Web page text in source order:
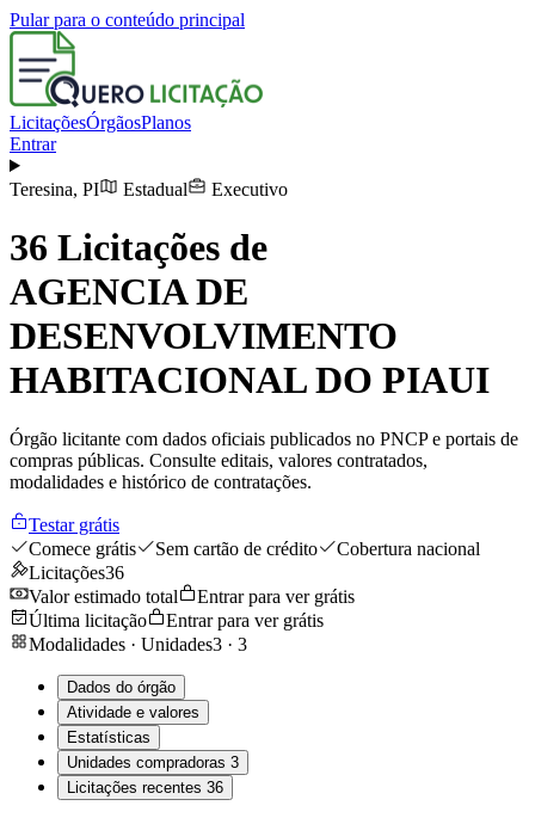
Pular para o conteúdo principal
LicitaçõesÓrgãosPlanos
Entrar
Teresina, PI Estadual Executivo
36 Licitações de
AGENCIA DE
DESENVOLVIMENTO
HABITACIONAL DO PIAUI
Órgão licitante com dados oficiais publicados no PNCP e portais de
compras públicas. Consulte editais, valores contratados,
modalidades e histórico de contratações.
Testar grátis
Comece grátis
Sem cartão de crédito
Cobertura nacional
Licitações36
Valor estimado total
Entrar para ver grátis
Última licitação
Entrar para ver grátis
Modalidades · Unidades3 · 3
Dados do órgão
Atividade e valores
Estatísticas
Unidades compradoras 3
Licitações recentes 36